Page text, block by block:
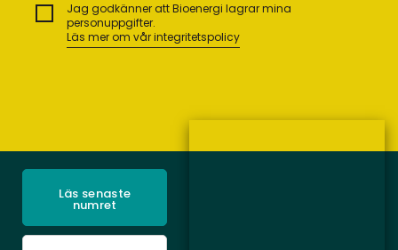
Jag godkänner att Bioenergi lagrar mina
personuppgifter.
Läs mer om vår integritetspolicy
Läs senaste
numret